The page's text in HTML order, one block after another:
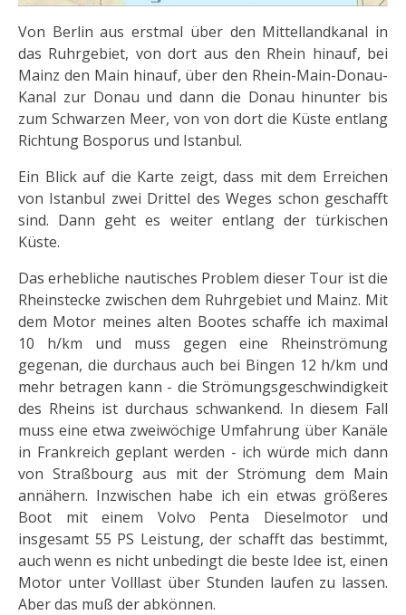
Von Berlin aus erstmal über den Mittellandkanal in
das Ruhrgebiet, von dort aus den Rhein hinauf, bei
Mainz den Main hinauf, über den Rhein-Main-Donau-
Kanal zur Donau und dann die Donau hinunter bis
zum Schwarzen Meer, von von dort die Küste entlang
Richtung Bosporus und Istanbul.
Ein Blick auf die Karte zeigt, dass mit dem Erreichen
von Istanbul zwei Drittel des Weges schon geschafft
sind. Dann geht es weiter entlang der türkischen
Küste.
Das erhebliche nautisches Problem dieser Tour ist die
Rheinstecke zwischen dem Ruhrgebiet und Mainz. Mit
dem Motor meines alten Bootes schaffe ich maximal
10 h/km und muss gegen eine Rheinströmung
gegenan, die durchaus auch bei Bingen 12 h/km und
mehr betragen kann - die Strömungsgeschwindigkeit
des Rheins ist durchaus schwankend. In diesem Fall
muss eine etwa zweiwöchige Umfahrung über Kanäle
in Frankreich geplant werden - ich würde mich dann
von Straßbourg aus mit der Strömung dem Main
annähern. Inzwischen habe ich ein etwas größeres
Boot mit einem Volvo Penta Dieselmotor und
insgesamt 55 PS Leistung, der schafft das bestimmt,
auch wenn es nicht unbedingt die beste Idee ist, einen
Motor unter Volllast über Stunden laufen zu lassen.
Aber das muß der abkönnen.